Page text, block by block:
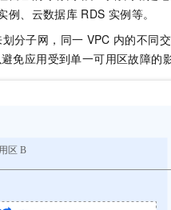
例、云数据库 RDS 实例等。
分子网，同一 VPC 内的不同
免应用受到单一可用区故障的影
理服务
基于千问大模型等，支持代码智能生成、研发智能问答
面向真实软件
云原生数据
从聊天伙伴进化为能主动干活的本地数字员工
打造工程团队
属 AI 工程团队
低代码高效
限时加量 10 倍，夜间低至2折
分加倍 NEW
常办公高频场景
TokenPlan 客户专享
图文、视频一
AI 建站
0 代码专业建
自动承接线索
JAVA
全能环境
操作系统
Salesforce
计划
官网公告
健康状态
魔搭
魔搭